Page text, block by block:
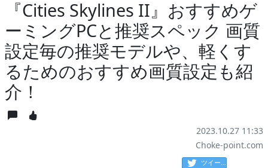
『Cities Skylines II』おすすめゲ
ーミングPCと推奨スペック 画質
設定毎の推奨モデルや、軽くす
るためのおすすめ画質設定も紹
介！
2023.10.27 11:33
Choke-point.com
ツイート